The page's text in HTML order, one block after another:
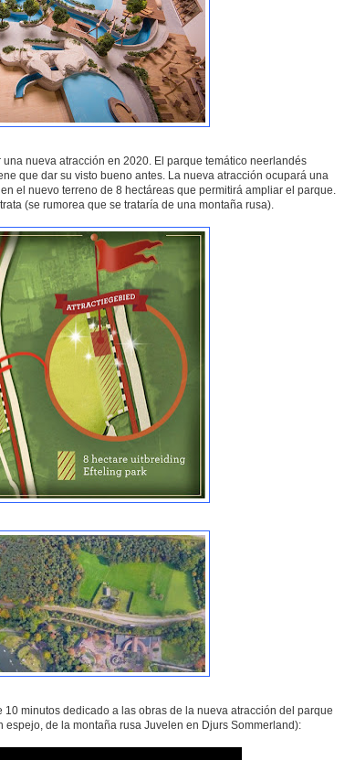
nueva atracción en 2020. El parque temático neerlandés
que dar su visto bueno antes. La nueva atracción ocupará una
el nuevo terreno de 8 hectáreas que permitirá ampliar el parque.
(se rumorea que se trataría de una montaña rusa).
minutos dedicado a las obras de la nueva atracción del parque
espejo, de la montaña rusa Juvelen en Djurs Sommerland):